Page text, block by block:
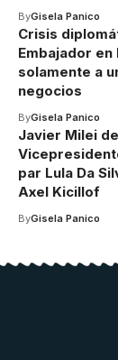
ByGisela Panico
Crisis
Embajador
solamente a
negocios
ByGisela Panico
Javier Milei
par Lula Da
Axel Kicillof
ByGisela Panico